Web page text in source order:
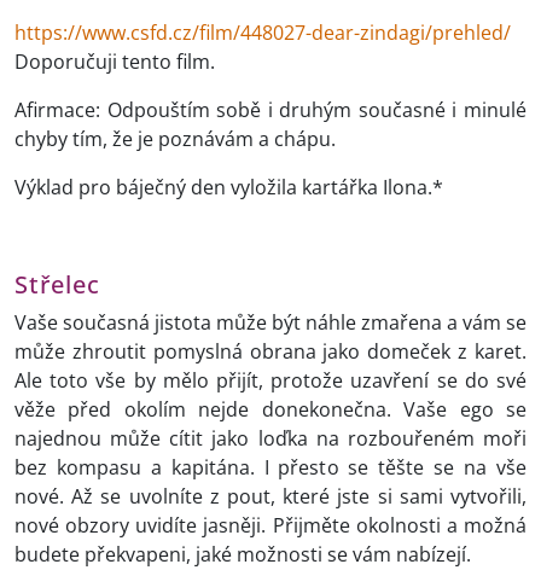
https://www.csfd.cz/film/448027-dear-zindagi/prehled/
Doporučuji tento film.
Afirmace: Odpouštím sobě i druhým současné i minulé
chyby tím, že je poznávám a chápu.
Výklad pro báječný den vyložila kartářka Ilona.*
Střelec
Vaše současná jistota může být náhle zmařena a vám se
může zhroutit pomyslná obrana jako domeček z karet.
Ale toto vše by mělo přijít, protože uzavření se do své
věže před okolím nejde donekonečna. Vaše ego se
najednou může cítit jako loďka na rozbouřeném moři
bez kompasu a kapitána. I přesto se těšte se na vše
nové. Až se uvolníte z pout, které jste si sami vytvořili,
nové obzory uvidíte jasněji. Přijměte okolnosti a možná
budete překvapeni, jaké možnosti se vám nabízejí.